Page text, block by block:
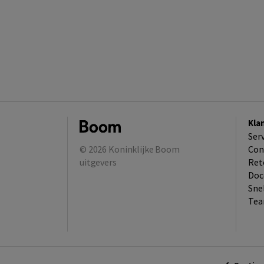
© 2026 Koninklijke Boom
uitgevers